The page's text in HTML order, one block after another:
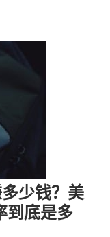
少钱？美
到底是多